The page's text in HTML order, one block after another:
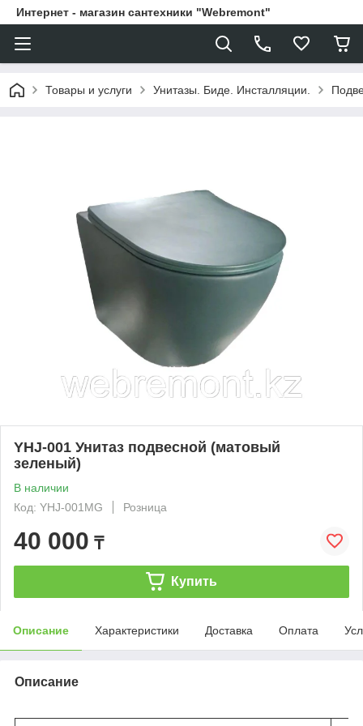
Интернет - магазин сантехники "Webremont"
Товары и услуги Унитазы. Биде. Инсталляции.
YHJ-001 Унитаз подвесной (матовый
зеленый)
В наличии
Код: YHJ-001MG
Розница
40 000 ₸
Купить
Описание Характеристики Доставка Оплата
Описание